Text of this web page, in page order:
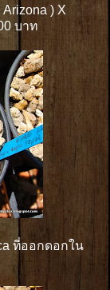
) X
บาท
ที่ออกดอกใน